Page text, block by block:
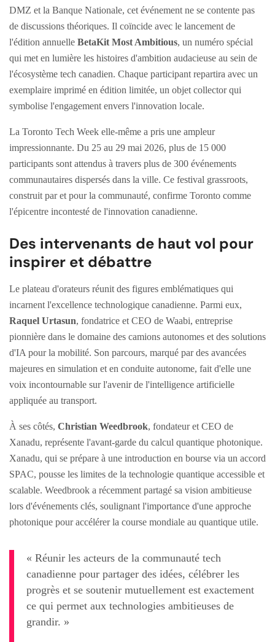
DMZ et la Banque Nationale, cet événement ne se contente pas
de discussions théoriques. Il coïncide avec le lancement de
l'édition annuelle BetaKit Most Ambitious, un numéro spécial
qui met en lumière les histoires d'ambition audacieuse au sein de
l'écosystème tech canadien. Chaque participant repartira avec un
exemplaire imprimé en édition limitée, un objet collector qui
symbolise l'engagement envers l'innovation locale.
La Toronto Tech Week elle-même a pris une ampleur
impressionnante. Du 25 au 29 mai 2026, plus de 15 000
participants sont attendus à travers plus de 300 événements
communautaires dispersés dans la ville. Ce festival grassroots,
construit par et pour la communauté, confirme Toronto comme
l'épicentre incontesté de l'innovation canadienne.
Des intervenants de haut vol pour
inspirer et débattre
Le plateau d'orateurs réunit des figures emblématiques qui
incarnent l'excellence technologique canadienne. Parmi eux,
Raquel Urtasun, fondatrice et CEO de Waabi, entreprise
pionnière dans le domaine des camions autonomes et des solutions
d'IA pour la mobilité. Son parcours, marqué par des avancées
majeures en simulation et en conduite autonome, fait d'elle une
voix incontournable sur l'avenir de l'intelligence artificielle
appliquée au transport.
À ses côtés, Christian Weedbrook, fondateur et CEO de
Xanadu, représente l'avant-garde du calcul quantique photonique.
Xanadu, qui se prépare à une introduction en bourse via un accord
SPAC, pousse les limites de la technologie quantique accessible et
scalable. Weedbrook a récemment partagé sa vision ambitieuse
lors d'événements clés, soulignant l'importance d'une approche
photonique pour accélérer la course mondiale au quantique utile.
« Réunir les acteurs de la communauté tech
canadienne pour partager des idées, célébrer les
progrès et se soutenir mutuellement est exactement
ce qui permet aux technologies ambitieuses de
grandir. »